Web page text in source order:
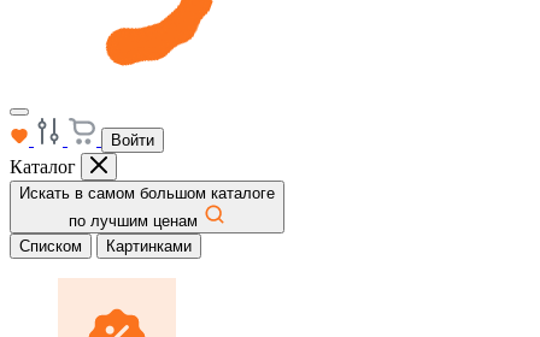
Войти
Каталог
Искать в самом большом каталоге
по лучшим ценам
Списком
Картинками